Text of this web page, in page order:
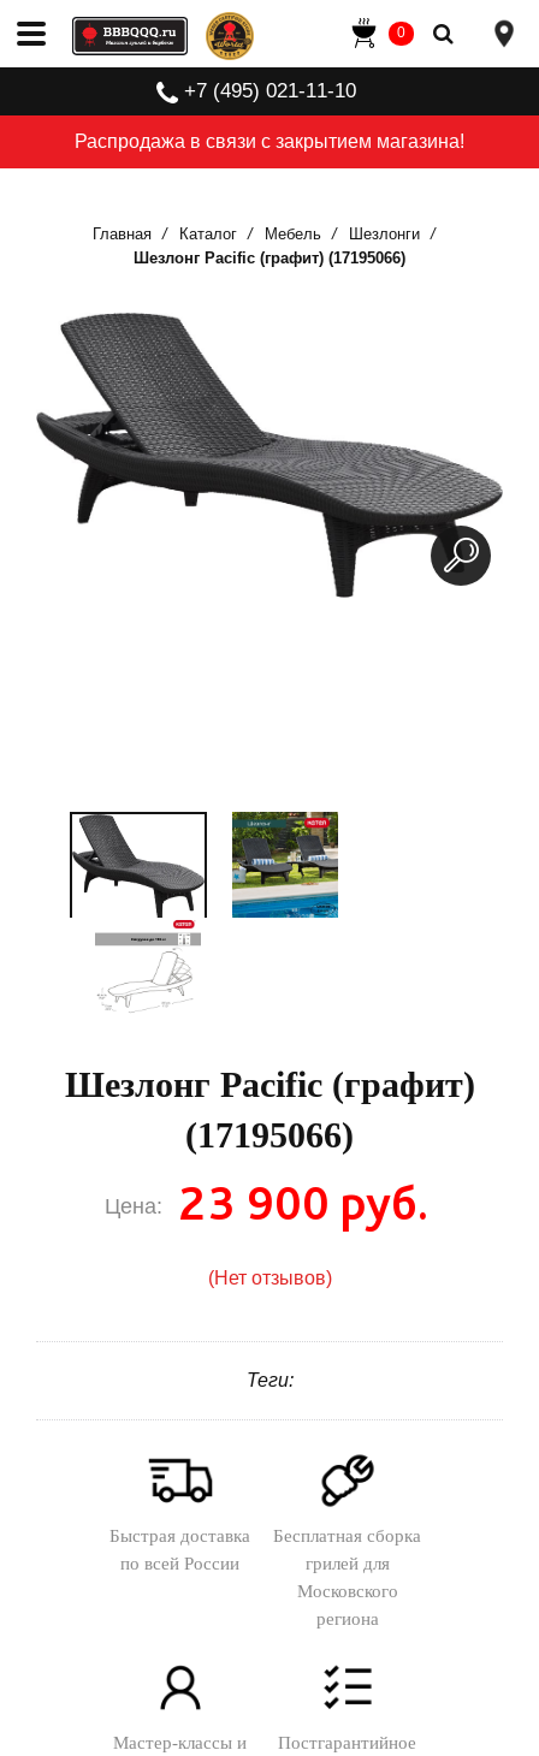
Распродажа в связи с закрытием магазина!
+7 (495) 021-11-10
0
Главная Каталог Мебель
Шезлонги
Шезлонг Pacific (графит) (17195066)
Шезлонг Pacific (графит)
(17195066)
Цена: 23 900 руб.
(Нет отзывов)
Теги:
Быстрая доставка
по всей России
Бесплатная сборка
грилей для
Московского
региона
Мастер-классы и
Постгарантийное